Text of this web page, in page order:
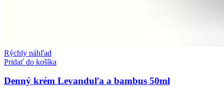
Rýchly náhľad
Pridať do košíka
Denný krém Levanduľa a bambus 50ml